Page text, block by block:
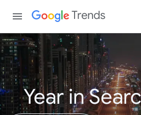
Trends
Year in